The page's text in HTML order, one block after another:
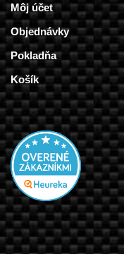
Môj účet
Objednávky
Pokladňa
Košík